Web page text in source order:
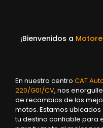
¡Bienvenidos a
En nuestro centro CAT
220/G01/CV, nos
de recambios de las
motos. Estamos
tu destino confiable para